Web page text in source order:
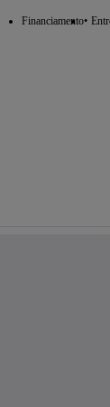
Financiamento